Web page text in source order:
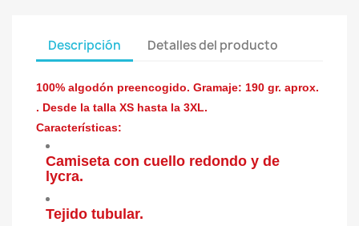
Descripción Detalles del producto
100% algodón preencogido. Gramaje: 190 gr. aprox.
. Desde la talla XS hasta la 3XL.
Características:
Camiseta con cuello redondo y de
lycra.
Tejido tubular.